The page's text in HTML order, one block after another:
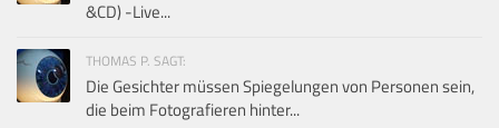
&CD) -Live...
THOMAS P. SAGT:
Die Gesichter müssen Spiegelungen von Personen sein,
die beim Fotografieren hinter...